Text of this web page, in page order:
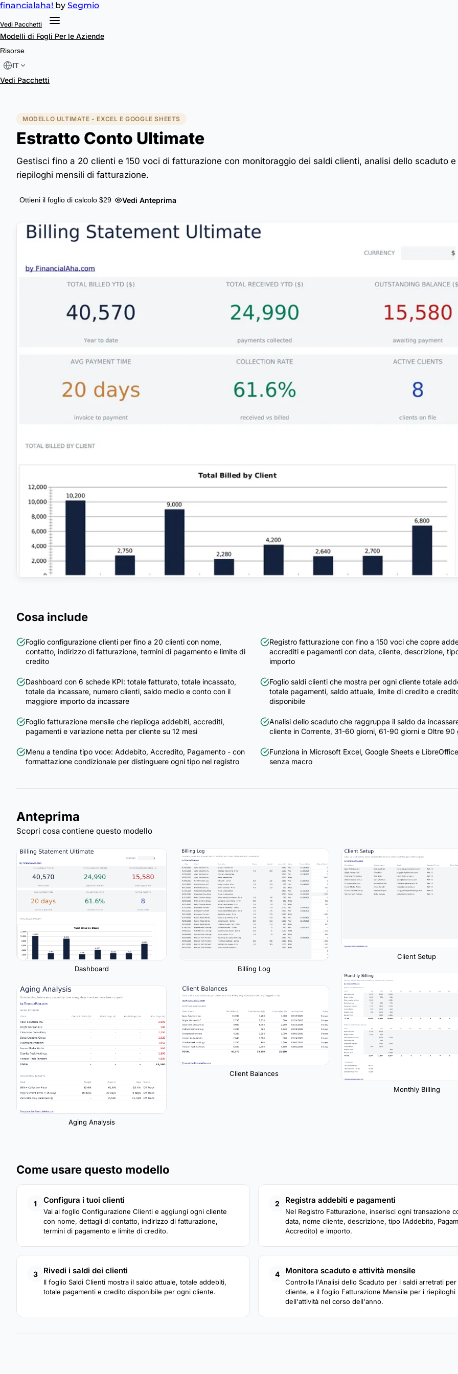
financialaha! by Segmio
Vedi Pacchetti
Modelli di Fogli Per le Aziende
Risorse
IT
Vedi Pacchetti
MODELLO ULTIMATE - EXCEL E GOOGLE SHEETS
Estratto Conto Ultimate
Gestisci fino a 20 clienti e 150 voci di fatturazione con monitoraggio dei saldi clienti, analisi dello scaduto e
riepiloghi mensili di fatturazione.
Ottieni il foglio di calcolo $29 Vedi Anteprima
Cosa include
Foglio configurazione clienti per fino a 20 clienti con nome,
contatto, indirizzo di fatturazione, termini di pagamento e limite di
credito
Registro fatturazione con fino a 150 voci che copre
accrediti e pagamenti con data, cliente, descrizione,
importo
Dashboard con 6 schede KPI: totale fatturato, totale incassato,
totale da incassare, numero clienti, saldo medio e conto con il
maggiore importo da incassare
Foglio saldi clienti che mostra per ogni cliente totale
totale pagamenti, saldo attuale, limite di credito e
disponibile
Foglio fatturazione mensile che riepiloga addebiti, accrediti,
pagamenti e variazione netta per cliente su 12 mesi
Analisi dello scaduto che raggruppa il saldo da
cliente in Corrente, 31-60 giorni, 61-90 giorni e Oltre 90
Menu a tendina tipo voce: Addebito, Accredito, Pagamento - con
formattazione condizionale per distinguere ogni tipo nel registro
Funziona in Microsoft Excel, Google Sheets e
senza macro
Anteprima
Scopri cosa contiene questo modello
Dashboard
Aging Analysis
Billing Log
Client Balances
Client Setup
Monthly Billing
Come usare questo modello
1 Configura i tuoi clienti
Vai al foglio Configurazione Clienti e aggiungi ogni cliente
con nome, dettagli di contatto, indirizzo di fatturazione,
termini di pagamento e limite di credito.
2 Registra addebiti e pagamenti
Nel Registro Fatturazione, inserisci ogni transazione
data, nome cliente, descrizione, tipo (Addebito,
Accredito) e importo.
3 Rivedi i saldi dei clienti
Il foglio Saldi Clienti mostra il saldo attuale, totale addebiti,
totale pagamenti e credito disponibile per ogni cliente.
4 Monitora scaduto e attività mensile
Controlla l'Analisi dello Scaduto per i saldi arretrati per
cliente, e il foglio Fatturazione Mensile per i riepiloghi
dell'attività nel corso dell'anno.